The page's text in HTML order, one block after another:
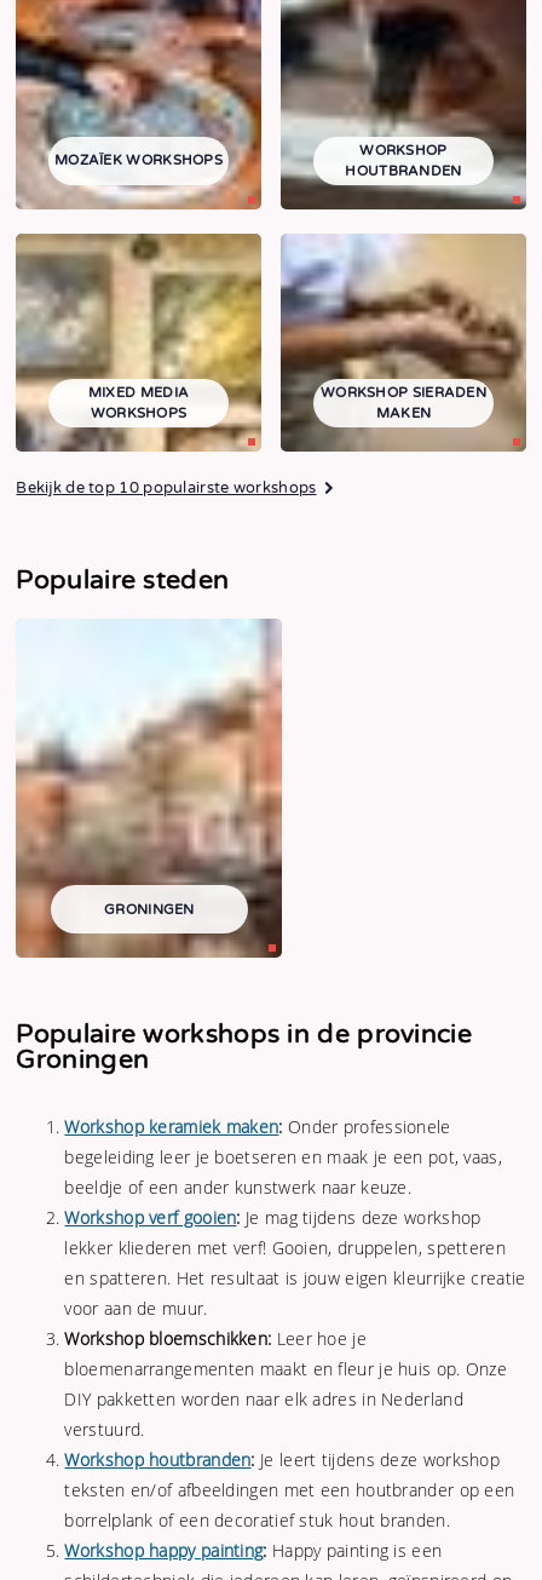
MOZAÏEK WORKSHOPS
WORKSHOP
HOUTBRANDEN
MIXED MEDIA
WORKSHOPS
WORKSHOP SIERADEN
MAKEN
Bekijk de top 10 populairste workshops
Populaire steden
GRONINGEN
Populaire workshops in de provincie
Groningen
Workshop keramiek maken: Onder professionele
begeleiding leer je boetseren en maak je een pot, vaas,
beeldje of een ander kunstwerk naar keuze.
Workshop verf gooien: Je mag tijdens deze workshop
lekker kliederen met verf! Gooien, druppelen, spetteren
en spatteren. Het resultaat is jouw eigen kleurrijke creatie
voor aan de muur.
Workshop bloemschikken: Leer hoe je
bloemenarrangementen maakt en fleur je huis op. Onze
DIY pakketten worden naar elk adres in Nederland
verstuurd.
Workshop houtbranden: Je leert tijdens deze workshop
teksten en/of afbeeldingen met een houtbrander op een
borrelplank of een decoratief stuk hout branden.
Workshop happy painting: Happy painting is een